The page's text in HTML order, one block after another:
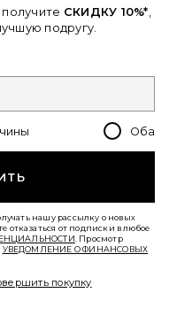
FITTED SHIRT
СКИДКУ 10%*
подругу.
Оба
нашу рассылку о новых
отказаться от подписки в любое
. Просмотр
УВЕДОМЛЕНИЕ О ФИНАНСОВЫХ
покупку